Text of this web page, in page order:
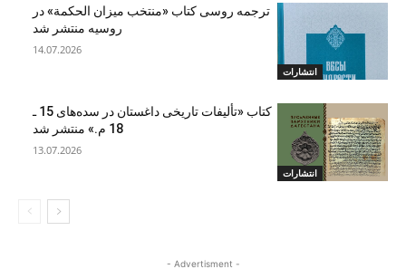
انتشارات
ترجمه روسی کتاب «منتخب میزان الحکمة» در
روسیه منتشر شد
14.07.2026
انتشارات
کتاب «تألیفات تاریخی داغستان در سده‌های 15 ـ
18 م.» منتشر شد
13.07.2026
- Advertisment -